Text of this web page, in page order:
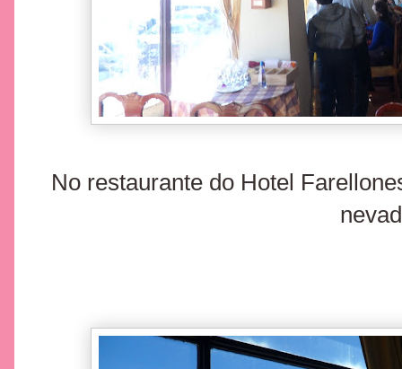
No restaurante do Hotel